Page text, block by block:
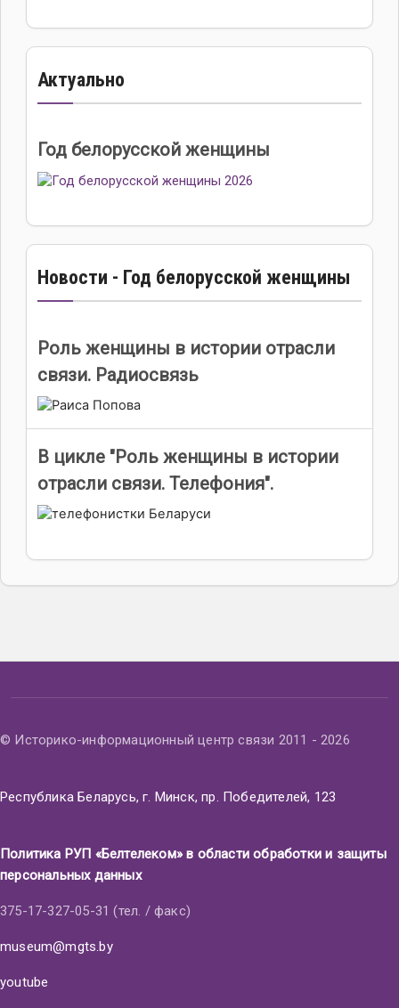
Актуально
Год белорусской женщины
Новости - Год белорусской женщины
Роль женщины в истории отрасли
связи. Радиосвязь
В цикле "Роль женщины в истории
отрасли связи. Телефония".
© Историко-информационный центр связи 2011 - 2026
Республика Беларусь, г. Минск, пр. Победителей, 123
Политика РУП «Белтелеком» в области обработки и защиты
персональных данных
375-17-327-05-31 (тел. / факс)
museum@mgts.by
youtube